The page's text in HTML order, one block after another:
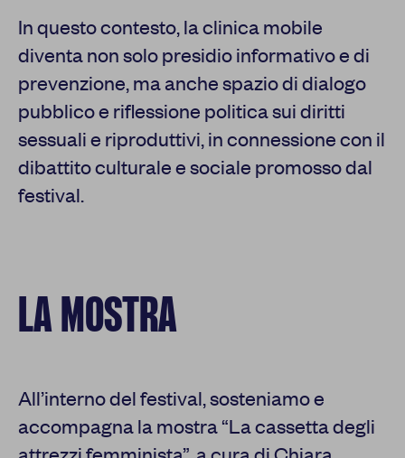
In questo contesto, la clinica mobile
diventa non solo presidio informativo e di
prevenzione, ma anche spazio di dialogo
pubblico e riflessione politica sui diritti
sessuali e riproduttivi, in connessione con il
dibattito culturale e sociale promosso dal
festival.
LA MOSTRA
All’interno del festival, sosteniamo e
accompagna la mostra “La cassetta degli